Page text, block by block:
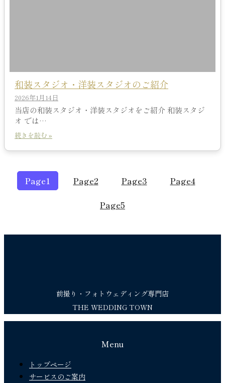
和装スタジオ・洋装スタジオのご紹介
2026年1月14日
当店の和装スタジオ・洋装スタジオをご紹介 和装スタジ
オ では…
続きを読む »
Page1 Page2 Page3 Page4
Page5
前撮り・フォトウェディング専門店
THE WEDDING TOWN
Menu
トップページ
サービスのご案内